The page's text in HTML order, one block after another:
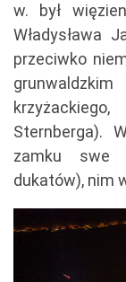
w. był
Władysława
przeciwko
Sternberga).
zamku swe
dukatów), nim